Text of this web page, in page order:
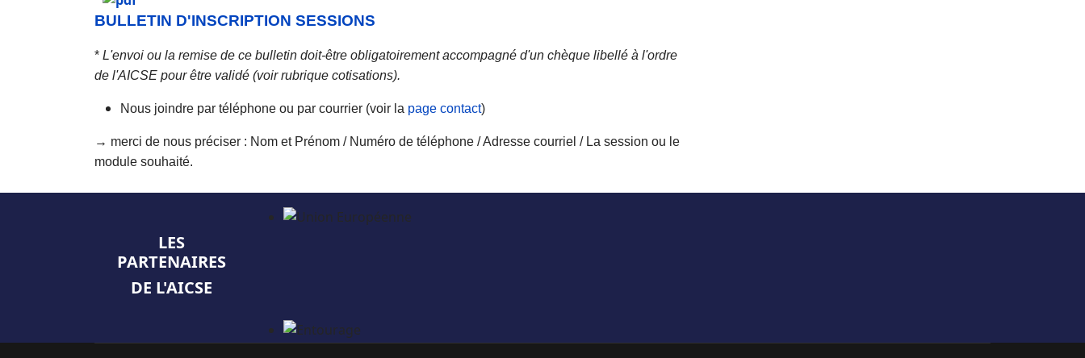
BULLETIN D'INSCRIPTION SESSIONS
* L'envoi ou la remise de ce bulletin doit-être obligatoirement accompagné d'un chèque libellé à l'ordre
de l'AICSE pour être validé (voir rubrique cotisations).
Nous joindre par téléphone ou par courrier (voir la page contact)
→ merci de nous préciser : Nom et Prénom / Numéro de téléphone / Adresse courriel / La session ou le
module souhaité.
LES
PARTENAIRES
DE L'AICSE